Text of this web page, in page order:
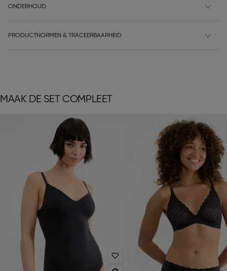
ONDERHOUD
PRODUCTNORMEN & TRACEERBAARHEID
MAAK DE SET COMPLEET